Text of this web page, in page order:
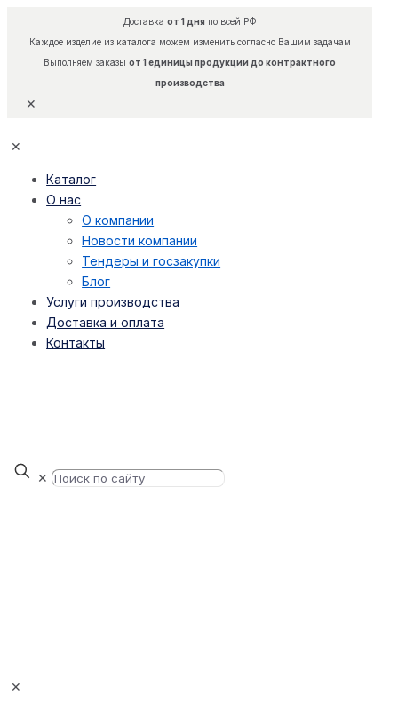
Доставка от 1 дняпо всей РФ
Каждое изделие из каталога можем изменить согласно Вашим задачам
Выполняем заказы от 1 единицы продукции до контрактного
производства
✕
✕
Каталог
О нас
О компании
Новости компании
Тендеры и госзакупки
Блог
Услуги производства
Доставка и оплата
Контакты
✕
✕